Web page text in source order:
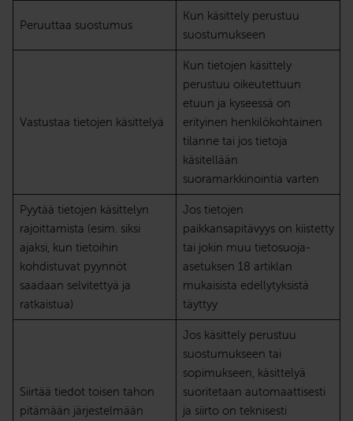
Peruuttaa suostumus
Kun käsittely perustuu
suostumukseen
Vastustaa tietojen käsittelyä
Kun tietojen käsittely
perustuu oikeutettuun
etuun ja kyseessä on
erityinen henkilökohtainen
tilanne tai jos tietoja
käsitellään
suoramarkkinointia varten
Pyytää tietojen käsittelyn
rajoittamista (esim. siksi
ajaksi, kun tietoihin
kohdistuvat pyynnöt
saadaan selvitettyä ja
ratkaistua)
Jos tietojen
paikkansapitävyys on kiistetty
tai jokin muu tietosuoja-
asetuksen 18 artiklan
mukaisista edellytyksistä
täyttyy
Siirtää tiedot toisen tahon
pitämään järjestelmään
Jos käsittely perustuu
suostumukseen tai
sopimukseen, käsittelyä
suoritetaan automaattisesti
ja siirto on teknisesti